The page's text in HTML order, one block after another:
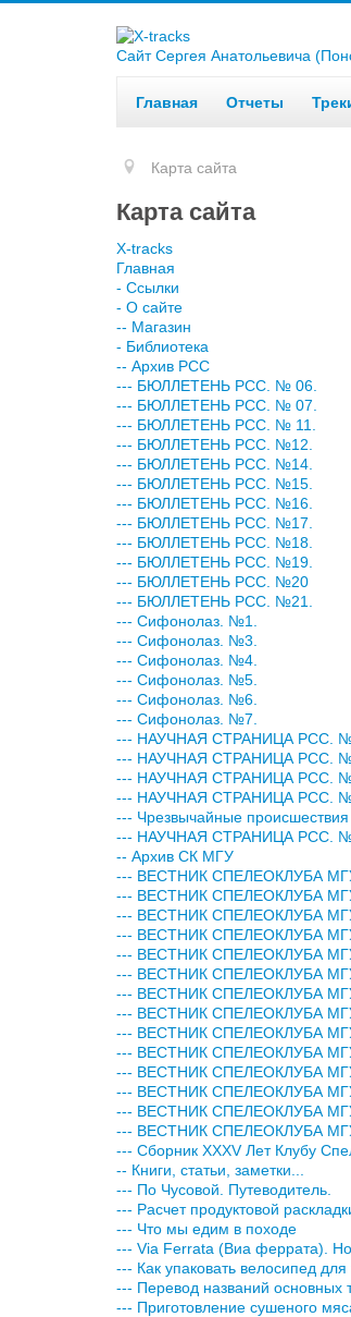
Сайт Сергея Анатольевича
Главная Отчеты
Карта сайта
Карта сайта
X-tracks
Главная
- Ссылки
- О сайте
-- Магазин
- Библиотека
-- Архив РСС
--- БЮЛЛЕТЕНЬ РСС. № 06.
--- БЮЛЛЕТЕНЬ РСС. № 07.
--- БЮЛЛЕТЕНЬ РСС. № 11.
--- БЮЛЛЕТЕНЬ РСС. №12.
--- БЮЛЛЕТЕНЬ РСС. №14.
--- БЮЛЛЕТЕНЬ РСС. №15.
--- БЮЛЛЕТЕНЬ РСС. №16.
--- БЮЛЛЕТЕНЬ РСС. №17.
--- БЮЛЛЕТЕНЬ РСС. №18.
--- БЮЛЛЕТЕНЬ РСС. №19.
--- БЮЛЛЕТЕНЬ РСС. №20
--- БЮЛЛЕТЕНЬ РСС. №21.
--- Сифонолаз. №1.
--- Сифонолаз. №3.
--- Сифонолаз. №4.
--- Сифонолаз. №5.
--- Сифонолаз. №6.
--- Сифонолаз. №7.
--- НАУЧНАЯ СТРАНИЦА РСС.
--- НАУЧНАЯ СТРАНИЦА РСС.
--- НАУЧНАЯ СТРАНИЦА РСС.
--- НАУЧНАЯ СТРАНИЦА РСС.
--- Чрезвычайные
--- НАУЧНАЯ СТРАНИЦА РСС.
-- Архив СК МГУ
--- ВЕСТНИК СПЕЛЕОКЛУБА
--- ВЕСТНИК СПЕЛЕОКЛУБА
--- ВЕСТНИК СПЕЛЕОКЛУБА
--- ВЕСТНИК СПЕЛЕОКЛУБА
--- ВЕСТНИК СПЕЛЕОКЛУБА
--- ВЕСТНИК СПЕЛЕОКЛУБА
--- ВЕСТНИК СПЕЛЕОКЛУБА
--- ВЕСТНИК СПЕЛЕОКЛУБА
--- ВЕСТНИК СПЕЛЕОКЛУБА
--- ВЕСТНИК СПЕЛЕОКЛУБА
--- ВЕСТНИК СПЕЛЕОКЛУБА
--- ВЕСТНИК СПЕЛЕОКЛУБА
--- ВЕСТНИК СПЕЛЕОКЛУБА
--- ВЕСТНИК СПЕЛЕОКЛУБА
--- Сборник XXXV Лет Клубу
-- Книги, статьи, заметки...
--- По Чусовой. Путеводитель.
--- Расчет продуктовой
--- Что мы едим в походе
--- Via Ferrata (Виа феррата).
--- Как упаковать велосипед
--- Перевод названий основных
--- Приготовление сушеного